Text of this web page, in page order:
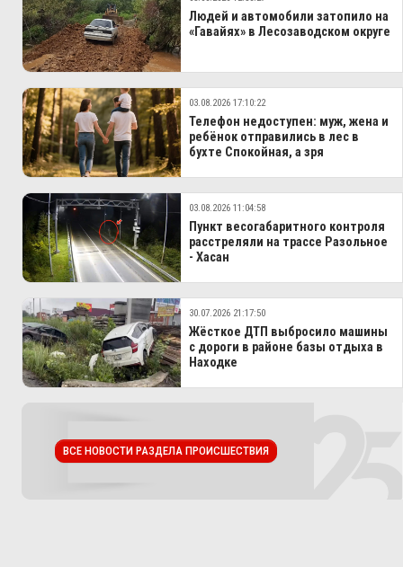
Людей и автомобили затопило на
«Гавайях» в Лесозаводском округе
03.08.2026 17:10:22
Телефон недоступен: муж, жена и
ребёнок отправились в лес в
бухте Спокойная, а зря
03.08.2026 11:04:58
Пункт весогабаритного контроля
расстреляли на трассе Разольное
- Хасан
30.07.2026 21:17:50
Жёсткое ДТП выбросило машины
с дороги в районе базы отдыха в
Находке
ВСЕ НОВОСТИ РАЗДЕЛА ПРОИСШЕСТВИЯ